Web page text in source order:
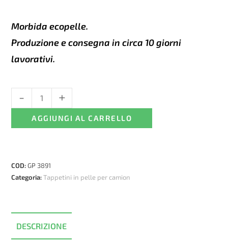
Morbida ecopelle.
Produzione e consegna in circa 10 giorni
lavorativi.
Tappetini
in
106
Automatico
quantità
- +
AGGIUNGI AL CARRELLO
COD:GP 3891
Categoria:Tappetini in pelle per camion
DESCRIZIONE